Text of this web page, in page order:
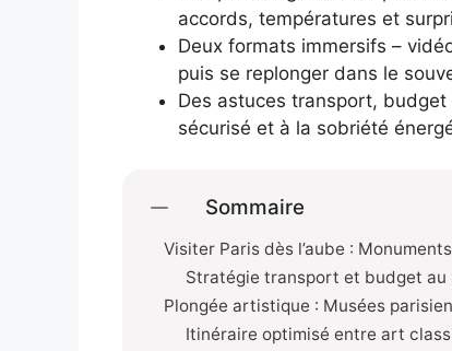
accords, températures et
Deux formats immersifs –
puis se replonger dans le
Des astuces transport,
sécurisé et à la sobriété
Sommaire
Visiter Paris dès l’aube :
Stratégie transport et budget au
Plongée artistique : Musées
Itinéraire optimisé entre art